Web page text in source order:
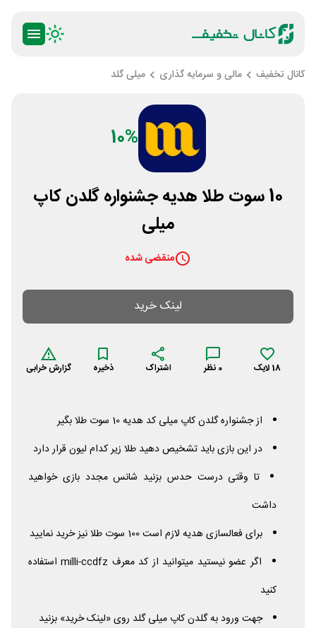
کانال تخفیف مالی و سرمایه گذاری میلی گلد
10%
10 سوت طلا هدیه جشنواره گلدن کاپ
میلی
منقضی شده
لینک خرید
18لایک 0 نظر اشتراک ذخیره گزارش خرابی
از جشنواره گلدن کاپ میلی کد هدیه 10 سوت طلا بگیر
در این بازی باید تشخیص دهید طلا زیر کدام لیون قرار دارد
تا وقتی درست حدس بزنید شانس مجدد بازی خواهید
داشت
برای فعالسازی هدیه لازم است 100 سوت طلا نیز خرید نمایید
اگر عضو نیستید میتوانید از کد معرف milli-ccdfz استفاده
کنید
جهت ورود به گلدن کاپ میلی گلد روی «لینک خرید» بزنید